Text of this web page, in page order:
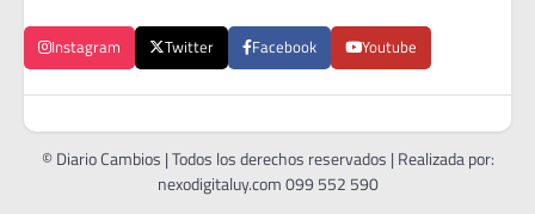
Instagram Twitter Facebook Youtube